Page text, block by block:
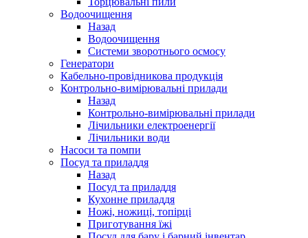
Водоочищення
Назад
Водоочищення
Системи зворотнього осмосу
Генератори
Кабельно-провідникова продукція
Контрольно-вимірювальні прилади
Назад
Контрольно-вимірювальні прилади
Лічильники електроенергії
Лічильники води
Насоси та помпи
Посуд та приладдя
Назад
Посуд та приладдя
Кухонне приладдя
Ножі, ножиці, топірці
Приготування їжі